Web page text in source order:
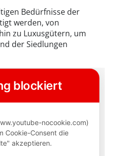
Bedürfnisse der
werden, von
zu Luxusgütern, um
der Siedlungen